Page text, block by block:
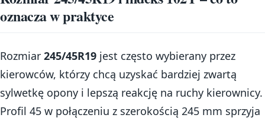
oznacza w praktyce
Rozmiar 245/45R19 jest często wybierany przez
kierowców, którzy chcą uzyskać bardziej zwartą
sylwetkę opony i lepszą reakcję na ruchy kierownicy.
Profil 45 w połączeniu z szerokością 245 mm sprzyja